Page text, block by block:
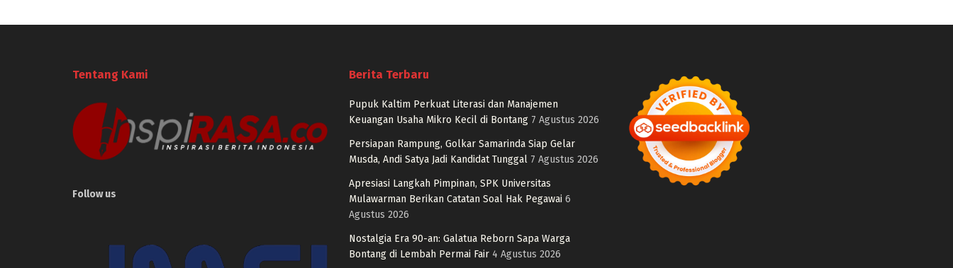
Tentang Kami
Follow us
Berita Terbaru
Pupuk Kaltim Perkuat Literasi dan Manajemen
Keuangan Usaha Mikro Kecil di Bontang 7 Agustus 2026
Persiapan Rampung, Golkar Samarinda Siap Gelar
Musda, Andi Satya Jadi Kandidat Tunggal 7 Agustus 2026
Apresiasi Langkah Pimpinan, SPK Universitas
Mulawarman Berikan Catatan Soal Hak Pegawai 6
Agustus 2026
Nostalgia Era 90-an: Galatua Reborn Sapa Warga
Bontang di Lembah Permai Fair 4 Agustus 2026